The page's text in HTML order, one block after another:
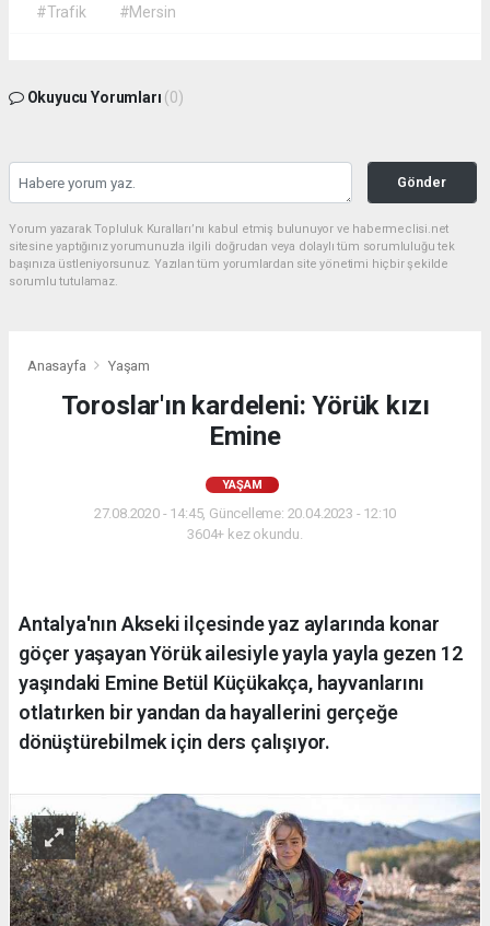
#Trafik #Mersin
Okuyucu Yorumları (0)
Gönder
Yorum yazarak Topluluk Kuralları’nı kabul etmiş bulunuyor ve habermeclisi.net
sitesine yaptığınız yorumunuzla ilgili doğrudan veya dolaylı tüm sorumluluğu tek
başınıza üstleniyorsunuz. Yazılan tüm yorumlardan site yönetimi hiçbir şekilde
sorumlu tutulamaz.
Anasayfa Yaşam
Toroslar'ın kardeleni: Yörük kızı
Emine
YAŞAM
27.08.2020 - 14:45, Güncelleme: 20.04.2023 - 12:10
3604+ kez okundu.
Antalya'nın Akseki ilçesinde yaz aylarında konar
göçer yaşayan Yörük ailesiyle yayla yayla gezen 12
yaşındaki Emine Betül Küçükakça, hayvanlarını
otlatırken bir yandan da hayallerini gerçeğe
dönüştürebilmek için ders çalışıyor.